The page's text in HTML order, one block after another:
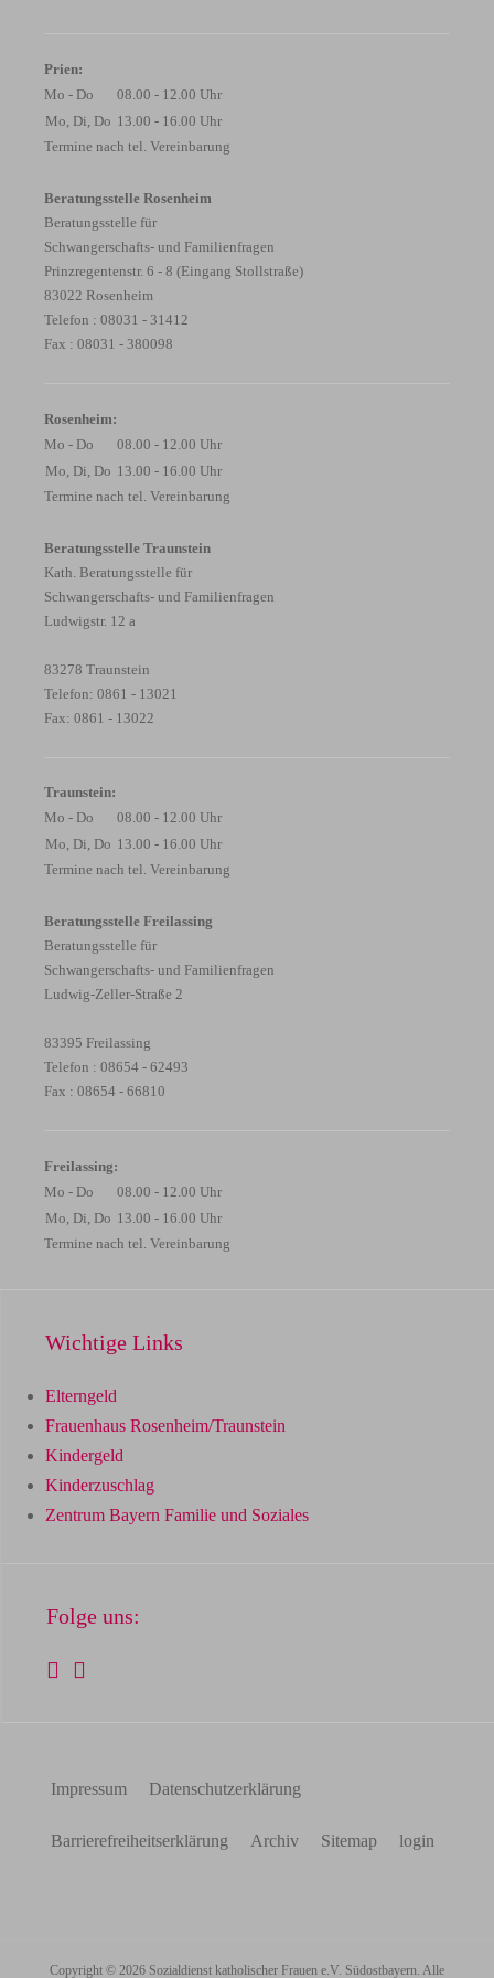
Prien:
Mo - Do
08.00 - 12.00 Uhr
Mo, Di, Do 13.00 - 16.00 Uhr
Termine nach tel. Vereinbarung
Beratungsstelle Rosenheim
Beratungsstelle für
Schwangerschafts- und Familienfragen
Prinzregentenstr. 6 - 8 (Eingang Stollstraße)
83022 Rosenheim
Telefon : 08031 - 31412
Fax : 08031 - 380098
Rosenheim:
Mo - Do
08.00 - 12.00 Uhr
Mo, Di, Do 13.00 - 16.00 Uhr
Termine nach tel. Vereinbarung
Beratungsstelle Traunstein
Kath. Beratungsstelle für
Schwangerschafts- und Familienfragen
Ludwigstr. 12 a
83278 Traunstein
Telefon: 0861 - 13021
Fax: 0861 - 13022
Traunstein:
Mo - Do
08.00 - 12.00 Uhr
Mo, Di, Do 13.00 - 16.00 Uhr
Termine nach tel. Vereinbarung
Beratungsstelle Freilassing
Beratungsstelle für
Schwangerschafts- und Familienfragen
Ludwig-Zeller-Straße 2
83395 Freilassing
Telefon : 08654 - 62493
Fax : 08654 - 66810
Freilassing:
Mo - Do
08.00 - 12.00 Uhr
Mo, Di, Do 13.00 - 16.00 Uhr
Termine nach tel. Vereinbarung
Wichtige Links
Elterngeld
Frauenhaus Rosenheim/Traunstein
Kindergeld
Kinderzuschlag
Zentrum Bayern Familie und Soziales
Folge uns:
Impressum Datenschutzerklärung
Barriere­­freiheitserklärung Archiv Sitemap login
Copyright © 2026 Sozialdienst katholischer Frauen e.V. Südostbayern. Alle